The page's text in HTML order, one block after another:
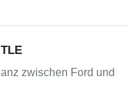
zwischen Ford und